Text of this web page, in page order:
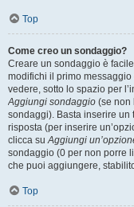
Top
Come creo un sondaggio?
Creare un sondaggio è
modifichi il primo
vedere, sotto lo spazio per
Aggiungi sondaggio (se non
sondaggi). Basta inserire
risposta (per inserire
clicca suAggiungi
sondaggio (0 per non porre
che puoi aggiungere,
Top